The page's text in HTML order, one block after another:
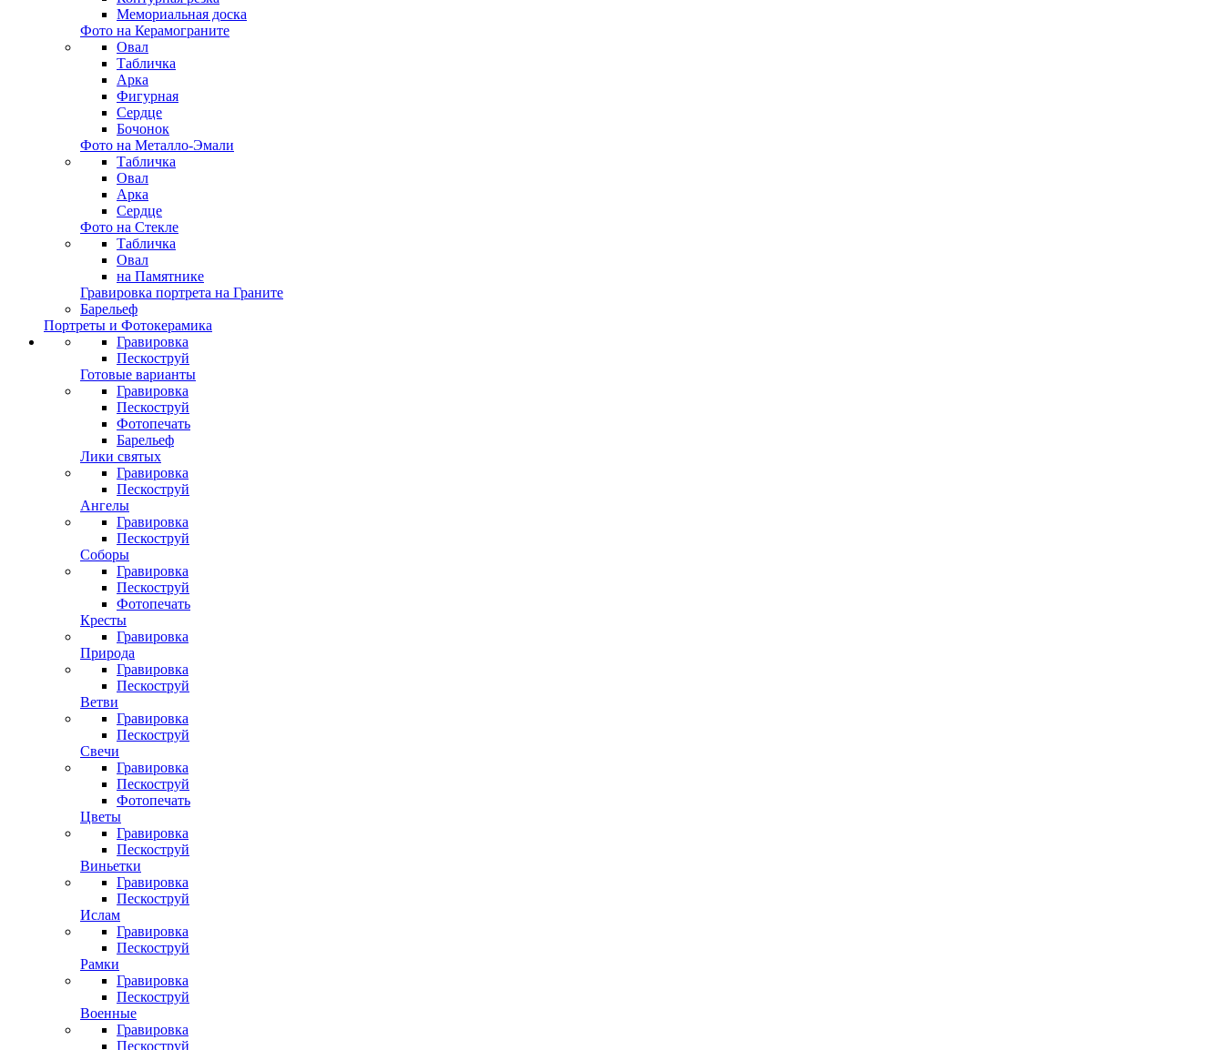
Мемориальная доска
Фото на Керамограните
Овал
Табличка
Арка
Фигурная
Сердце
Бочонок
Фото на Металло-Эмали
Табличка
Овал
Арка
Сердце
Фото на Стекле
Табличка
Овал
на Памятнике
Гравировка портрета на Граните
Барельеф
Портреты и Фотокерамика
Гравировка
Пескоструй
Готовые варианты
Гравировка
Пескоструй
Фотопечать
Барельеф
Лики святых
Гравировка
Пескоструй
Ангелы
Гравировка
Пескоструй
Соборы
Гравировка
Пескоструй
Фотопечать
Кресты
Гравировка
Природа
Гравировка
Пескоструй
Ветви
Гравировка
Пескоструй
Свечи
Гравировка
Пескоструй
Фотопечать
Цветы
Гравировка
Пескоструй
Виньетки
Гравировка
Пескоструй
Ислам
Гравировка
Пескоструй
Рамки
Гравировка
Пескоструй
Военные
Гравировка
Пескоструй